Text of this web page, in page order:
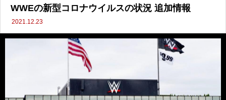
WWEの新型コロナウイルスの状況 追加情報
2021.12.23